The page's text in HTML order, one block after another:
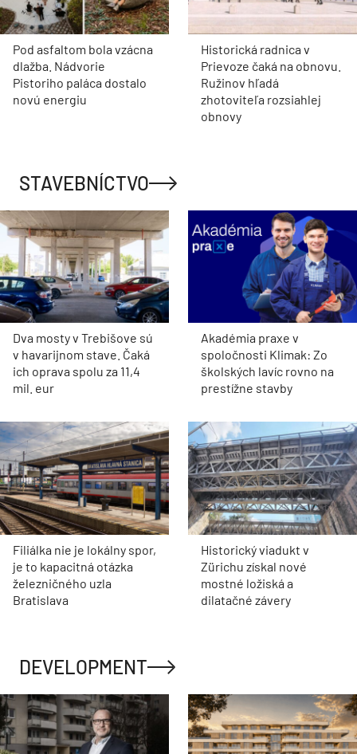
Pod asfaltom bola vzácna
dlažba. Nádvorie
Pistoriho paláca dostalo
novú energiu
Historická radnica v
Prievoze čaká na obnovu.
Ružinov hľadá
zhotoviteľa rozsiahlej
obnovy
STAVEBNÍCTVO
Dva mosty v Trebišove sú
v havarijnom stave. Čaká
ich oprava spolu za 11,4
mil. eur
Akadémia praxe v
spoločnosti Klimak: Zo
školských lavíc rovno na
prestížne stavby
Filiálka nie je lokálny spor,
je to kapacitná otázka
železničného uzla
Bratislava
Historický viadukt v
Zürichu získal nové
mostné ložiská a
dilatačné závery
DEVELOPMENT